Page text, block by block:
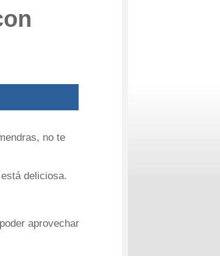
no te
deliciosa.
aprovechar